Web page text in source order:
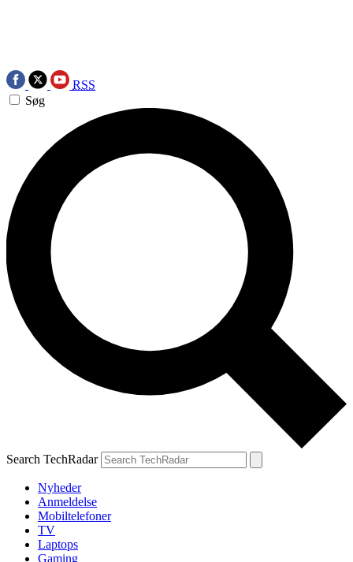
RSS
Søg
Search TechRadar
Nyheder
Anmeldelse
Mobiltelefoner
TV
Laptops
Gaming